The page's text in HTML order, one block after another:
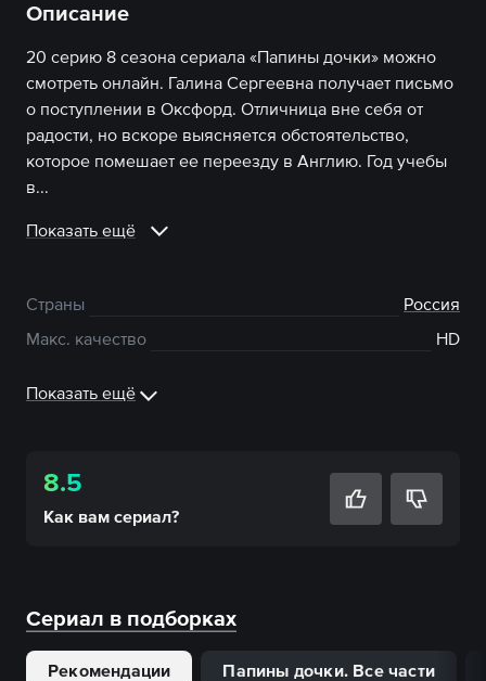
Описание
20 серию 8 сезона сериала «Папины дочки» можно
смотреть онлайн. Галина Сергеевна получает письмо
о поступлении в Оксфорд. Отличница вне себя от
радости, но вскоре выясняется обстоятельство,
которое помешает ее переезду в Англию. Год учебы
в...
Показать ещё
Страны
Россия
Макс. качество
HD
Показать ещё
8.5
Как вам сериал?
Сериал в подборках
Рекомендации Папины дочки. Все части